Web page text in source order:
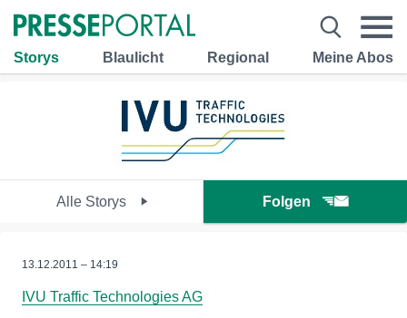
Storys Blaulicht Regional Meine Abos
Alle Storys Folgen
13.12.2011 – 14:19
IVU Traffic Technologies AG